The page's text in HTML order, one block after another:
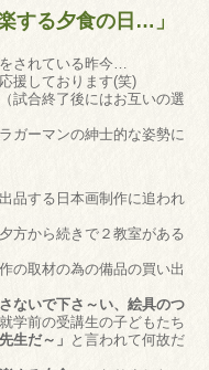
する夕食の日…」
されている昨今…
援しております(笑)
（試合終了後にはお互いの選
ガーマンの紳士的な姿勢に
品する日本画制作に追われ
方から続きで２教室がある
の取材の為の備品の買い出
ないで下さ～い、絵具のつ
学前の受講生の子どもたち
生だ～」 と言われて何故だ